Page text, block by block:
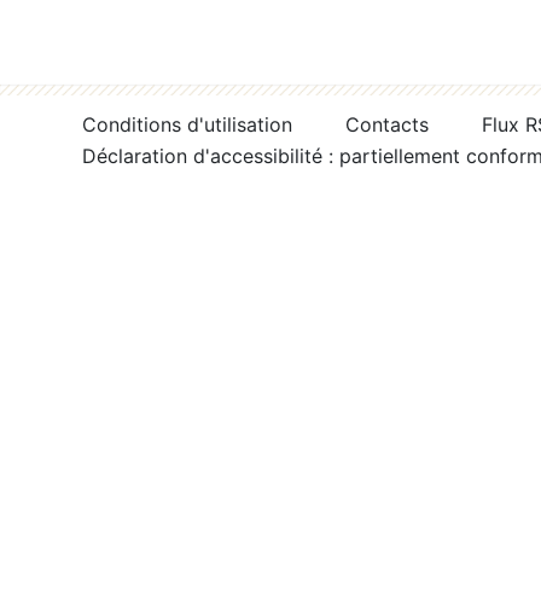
Conditions d'utilisation Contacts
Flux
Déclaration d'accessibilité : partiellement